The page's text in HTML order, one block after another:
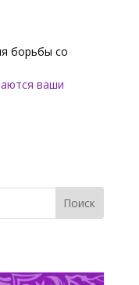
борьбы со
ваши